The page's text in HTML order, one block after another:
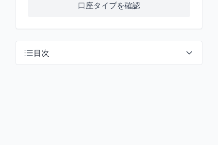
口座タイプを確認
目次